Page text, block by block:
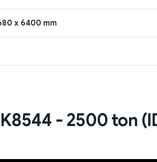
x 6400 mm
- 2500 ton